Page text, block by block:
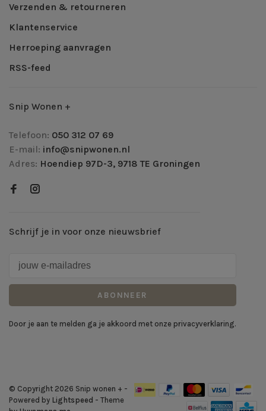
Verzenden & retourneren
Klantenservice
Herroeping aanvragen
RSS-feed
Snip Wonen +
Telefoon: 050 312 07 69
E-mail: info@snipwonen.nl
Adres: Hoendiep 97D-3, 9718 TE Groningen
Schrijf je in voor onze nieuwsbrief
ABONNEER
Door je aan te melden ga je akkoord met onze privacyverklaring.
© Copyright 2026 Snip wonen + -
Powered by Lightspeed - Theme